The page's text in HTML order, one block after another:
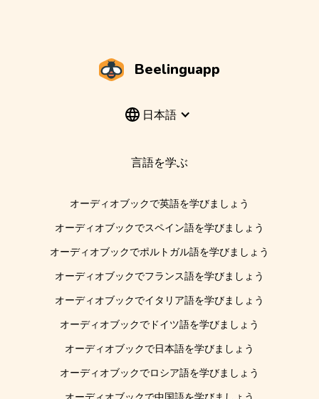
Beelinguapp
日本語
言語を学ぶ
オーディオブックで英語を学びましょう
オーディオブックでスペイン語を学びましょう
オーディオブックでポルトガル語を学びましょう
オーディオブックでフランス語を学びましょう
オーディオブックでイタリア語を学びましょう
オーディオブックでドイツ語を学びましょう
オーディオブックで日本語を学びましょう
オーディオブックでロシア語を学びましょう